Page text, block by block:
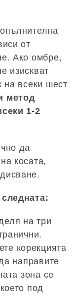
от
Ако омбре,
изискват
на всеки шест
метод
1-2
да
косата,
на три
корекцията
направите
зона се
под